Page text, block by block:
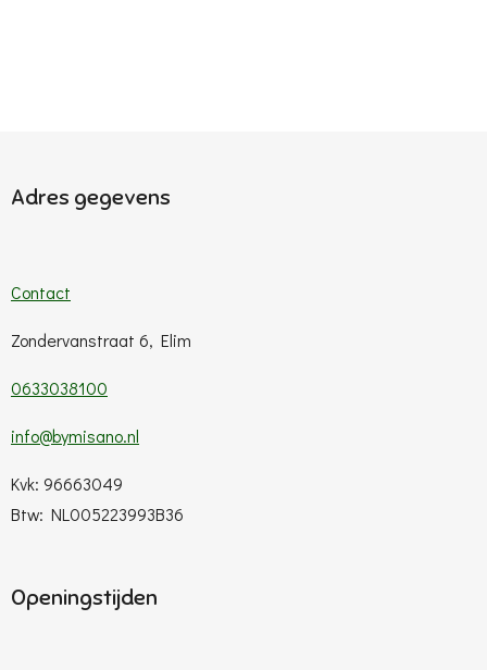
Adres gegevens
Contact
Zondervanstraat 6, Elim
0633038100
info@bymisano.nl
Kvk: 96663049
Btw: NL005223993B36
Openingstijden